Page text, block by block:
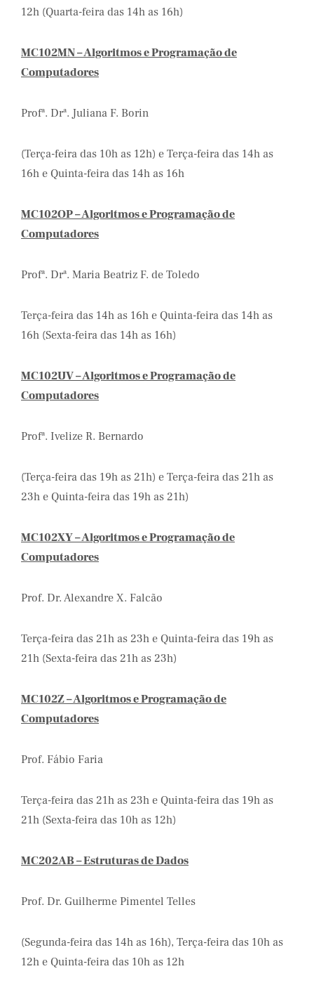
12h (Quarta-feira das 14h as 16h)
MC102MN – Algoritmos e Programação de
Computadores
Profª. Drª. Juliana F. Borin
(Terça-feira das 10h as 12h) e Terça-feira das 14h as
16h e Quinta-feira das 14h as 16h
MC102OP – Algoritmos e Programação de
Computadores
Profª. Drª. Maria Beatriz F. de Toledo
Terça-feira das 14h as 16h e Quinta-feira das 14h as
16h (Sexta-feira das 14h as 16h)
MC102UV – Algoritmos e Programação de
Computadores
Profª. Ivelize R. Bernardo
(Terça-feira das 19h as 21h) e Terça-feira das 21h as
23h e Quinta-feira das 19h as 21h)
MC102XY – Algoritmos e Programação de
Computadores
Prof. Dr. Alexandre X. Falcão
Terça-feira das 21h as 23h e Quinta-feira das 19h as
21h (Sexta-feira das 21h as 23h)
MC102Z – Algoritmos e Programação de
Computadores
Prof. Fábio Faria
Terça-feira das 21h as 23h e Quinta-feira das 19h as
21h (Sexta-feira das 10h as 12h)
MC202AB – Estruturas de Dados
Prof. Dr. Guilherme Pimentel Telles
(Segunda-feira das 14h as 16h), Terça-feira das 10h as
12h e Quinta-feira das 10h as 12h